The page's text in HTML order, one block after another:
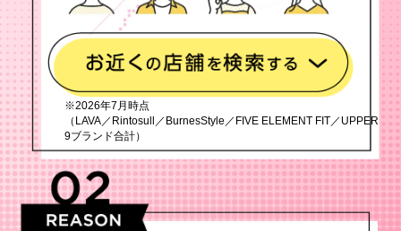
※2026年7月時点
（LAVA／Rintosull／BurnesStyle／FIVE ELEMENT FIT／UPPER
9ブランド合計）